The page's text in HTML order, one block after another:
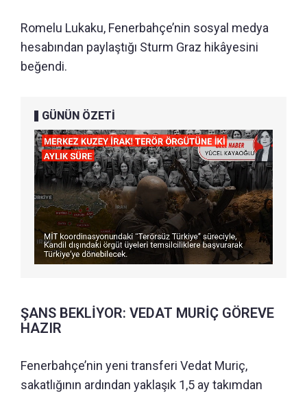
Romelu Lukaku, Fenerbahçe’nin sosyal medya
hesabından paylaştığı Sturm Graz hikâyesini
beğendi.
GÜNÜN ÖZETİ
ŞANS BEKLİYOR: VEDAT MURİÇ GÖREVE
HAZIR
Fenerbahçe’nin yeni transferi Vedat Muriç,
sakatlığının ardından yaklaşık 1,5 ay takımdan